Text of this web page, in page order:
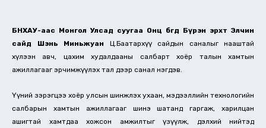
БНХАУ-аас Монгол Улсад суугаа Онц бөгөөд Бүрэн эрхт Элчин
сайд
Шэнь Миньжуан Ц.Баатархүү сайдын саналыг нааштай
хүлээн авч, цахим худалдааны салбарт хоёр талын хамтын
ажиллагааг эрчимжүүлэх тал дээр санал нэгдэв.
Үүний зэрэгцээ хоёр улсын шинжлэх ухаан, мэдээллийн технологийн
салбарын хамтын ажиллагааг шинэ шатанд гаргаж, харилцан
ашигтай хамтдаа хожсон амжилтыг үзүүлж, дэлхий нийтэд